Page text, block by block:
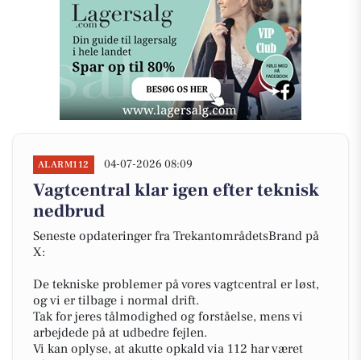
ALARM112 04-07-2026 08:09
Vagtcentral klar igen efter teknisk
nedbrud
Seneste opdateringer fra TrekantområdetsBrand på
X:
De tekniske problemer på vores vagtcentral er løst,
og vi er tilbage i normal drift.
Tak for jeres tålmodighed og forståelse, mens vi
arbejdede på at udbedre fejlen.
Vi kan oplyse, at akutte opkald via 112 har været